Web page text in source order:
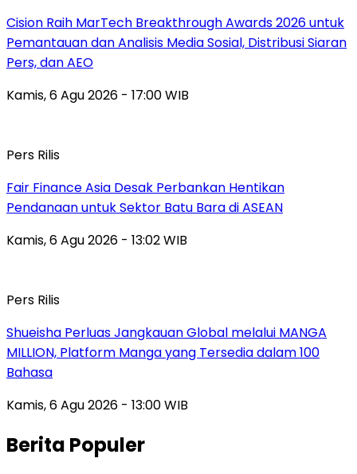
Cision Raih MarTech Breakthrough Awards 2026 untuk
Pemantauan dan Analisis Media Sosial, Distribusi Siaran
Pers, dan AEO
Kamis, 6 Agu 2026 - 17:00 WIB
Pers Rilis
Fair Finance Asia Desak Perbankan Hentikan
Pendanaan untuk Sektor Batu Bara di ASEAN
Kamis, 6 Agu 2026 - 13:02 WIB
Pers Rilis
Shueisha Perluas Jangkauan Global melalui MANGA
MILLION, Platform Manga yang Tersedia dalam 100
Bahasa
Kamis, 6 Agu 2026 - 13:00 WIB
Berita Populer